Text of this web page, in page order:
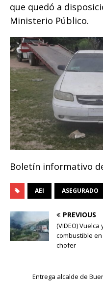
que quedó a
Ministerio Público.
Boletín informativo
AEI ASEGURADO
PREVIOUS
(VIDEO)
combustible en
chofer
Entrega alcalde de